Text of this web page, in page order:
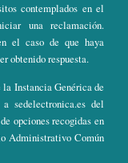
contemplados en el
una reclamación.
el caso de que haya
obtenido respuesta.
la Instancia Genérica de
sedelectronica.es del
opciones recogidas en
Administrativo Común